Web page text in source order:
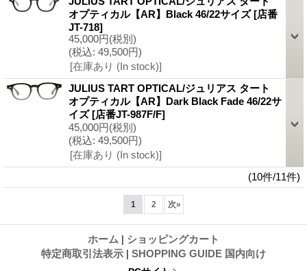
オプティカル【AR】Black 46/22サイズ[店番
JT-718]
45,000円(税別)
(税込: 49,500円)
[在庫あり (In stock)]
JULIUS TART OPTICAL/ジュリアス タート
オプティカル【AR】Dark Black Fade 46/22サ
イズ[店番JT-987F/F]
45,000円(税別)
(税込: 49,500円)
[在庫あり (In stock)]
(10件/11件)
1 2 次»
ホーム | ショッピングカート
特定商取引法表示 | SHOPPING GUIDE 国内向け